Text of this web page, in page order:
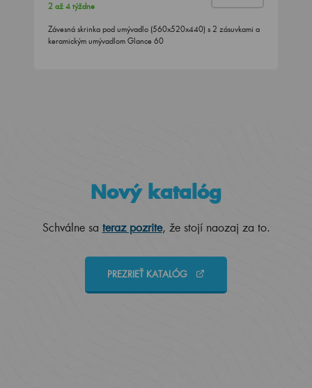
2 až 4 týždne
Závesná skrinka pod umývadlo (560x520x440) s 2 zásuvkami a
keramickým umývadlom Glance 60
Nový katalóg
Schválne sa teraz pozrite, že stojí naozaj za to.
PREZRIEŤ KATALÓG